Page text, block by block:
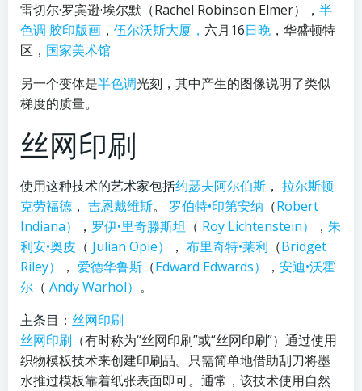
雷切尔·罗宾逊·埃尔默（Rachel Robinson Elmer）， 半
色调 胶印版画 ， 伍尔沃斯大厦， 六月16日晚 ，华盛顿特
区， 国家美术馆
另一个变体是半色调光刻，其中产生的图像说明了类似
梯度的质量。
丝网印刷
使用这种技术的艺术家包括约瑟夫阿尔伯斯 ， 拉尔斯顿
克劳福德 ， 吉恩戴维斯。 罗伯特•印第安纳 （Robert
Indiana）
， 罗伊•里奇滕斯坦 （ Roy Lichtenstein） ， 朱
利安•奥皮 （ Julian Opie） ， 布里奇特•莱利 （Bridget
Riley）
， 爱德华鲁斯 （Edward Edwards） ， 安迪•沃霍
尔 （ Andy Warhol） 。
主条目： 丝网印刷
丝网印刷 （有时称为“丝网印刷”或“丝网印刷”）通过使用
织物模板技术来创建印刷品。只需简单地借助刮刀将墨
水推过模板靠着纸张表面即可。通常，该技术使用自然